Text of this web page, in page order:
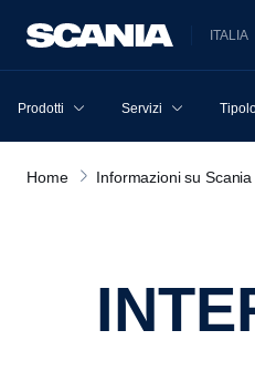
ITALIA
Prodotti Servizi
Home Informazioni su Scania
INTERVISTA AD ALBERTO BERTONE,FONTI